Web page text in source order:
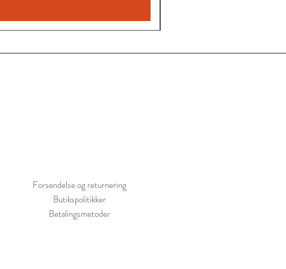
Forsendelse og returnering
Butikspolitikker
Betalingsmetoder